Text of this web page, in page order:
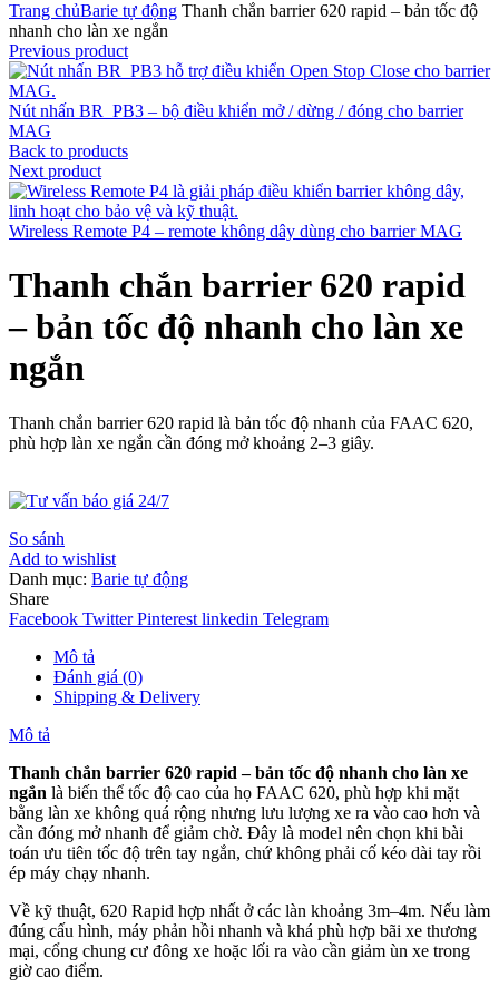
Trang chủBarie tự động Thanh chắn barrier 620 rapid – bản tốc độ
nhanh cho làn xe ngắn
Previous product
Nút nhấn BR_PB3 – bộ điều khiển mở / dừng / đóng cho barrier
MAG
Back to products
Next product
Wireless Remote P4 – remote không dây dùng cho barrier MAG
Thanh chắn barrier 620 rapid
– bản tốc độ nhanh cho làn xe
ngắn
Thanh chắn barrier 620 rapid là bản tốc độ nhanh của FAAC 620,
phù hợp làn xe ngắn cần đóng mở khoảng 2–3 giây.
So sánh
Add to wishlist
Danh mục: Barie tự động
Share
Facebook Twitter Pinterest linkedin Telegram
Mô tả
Đánh giá (0)
Shipping & Delivery
Mô tả
Thanh chắn barrier 620 rapid – bản tốc độ nhanh cho làn xe
ngắn là biến thể tốc độ cao của họ FAAC 620, phù hợp khi mặt
bằng làn xe không quá rộng nhưng lưu lượng xe ra vào cao hơn và
cần đóng mở nhanh để giảm chờ. Đây là model nên chọn khi bài
toán ưu tiên tốc độ trên tay ngắn, chứ không phải cố kéo dài tay rồi
ép máy chạy nhanh.
Về kỹ thuật, 620 Rapid hợp nhất ở các làn khoảng 3m–4m. Nếu làm
đúng cấu hình, máy phản hồi nhanh và khá phù hợp bãi xe thương
mại, cổng chung cư đông xe hoặc lối ra vào cần giảm ùn xe trong
giờ cao điểm.